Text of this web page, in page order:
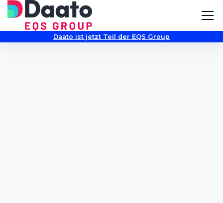
Daato ist jetzt Teil der EQS Group